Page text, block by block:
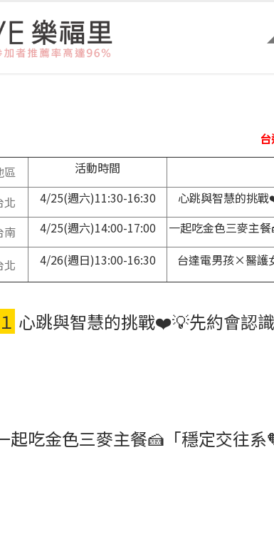
區 活動時間
北 4/25(週六)11:30-16:30 心跳與智慧的挑
南 4/25(週六)14:00-17:00 一起吃金色三麥主
北 4/26(週日)13:00-16:30 台達電男孩×醫護
心跳與智慧的挑戰❤️💡先約會認
起吃金色三麥主餐🍰「穩定交往